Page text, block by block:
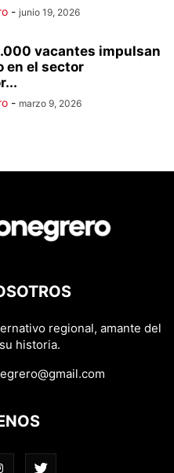
- junio 19, 2026
vacantes impulsan
en el sector
- marzo 9, 2026
regional, amante del
historia.